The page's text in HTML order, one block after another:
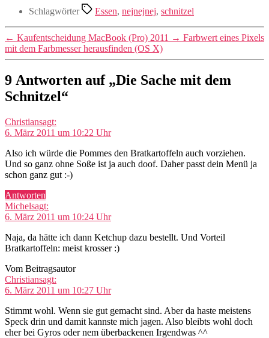
Schlagwörter Essen, nejnejnej, schnitzel
← Kaufentscheidung MacBook (Pro) 2011 → Farbwert eines Pixels
mit dem Farbmesser herausfinden (OS X)
9 Antworten auf „Die Sache mit dem
Schnitzel“
Christiansagt:
6. März 2011 um 10:22 Uhr
Also ich würde die Pommes den Bratkartoffeln auch vorziehen.
Und so ganz ohne Soße ist ja auch doof. Daher passt dein Menü ja
schon ganz gut :-)
Antworten
Michelsagt:
6. März 2011 um 10:24 Uhr
Naja, da hätte ich dann Ketchup dazu bestellt. Und Vorteil
Bratkartoffeln: meist krosser :)
Vom Beitragsautor
Christiansagt:
6. März 2011 um 10:27 Uhr
Stimmt wohl. Wenn sie gut gemacht sind. Aber da haste meistens
Speck drin und damit kannste mich jagen. Also bleibts wohl doch
eher bei Gyros oder nem überbackenen Irgendwas ^^